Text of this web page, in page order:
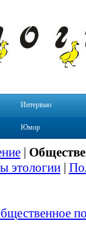
Интервью
Юмор
|
этологии|